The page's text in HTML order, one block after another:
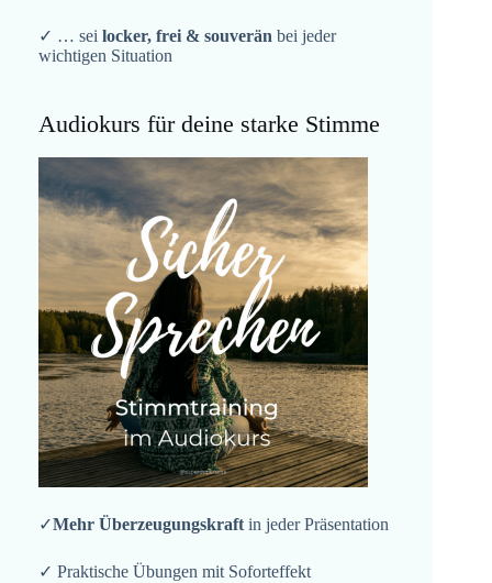
✓ … sei locker, frei & souverän bei jeder
wichtigen Situation
Audiokurs für deine starke Stimme
✓Mehr Überzeugungskraft in jeder Präsentation
✓ Praktische Übungen mit Soforteffekt